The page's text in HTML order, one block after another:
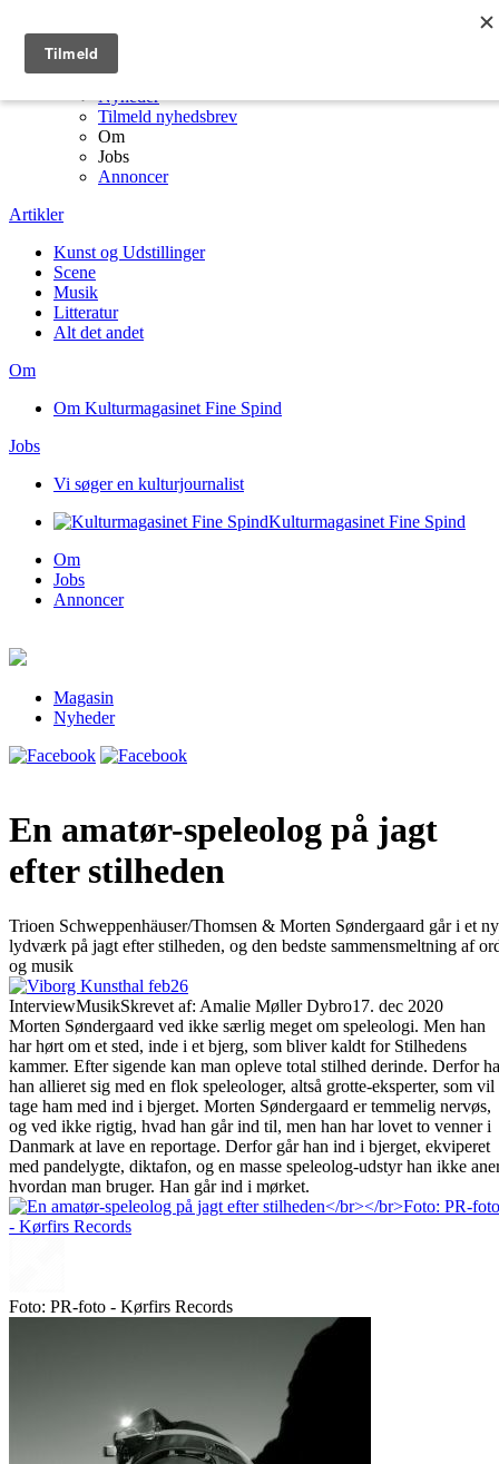
Artikler
Nyheder
Tilmeld nyhedsbrev
Om
Jobs
Annoncer
Artikler
Kunst og Udstillinger
Scene
Musik
Litteratur
Alt det andet
Om
Om Kulturmagasinet Fine Spind
Jobs
Vi søger en kulturjournalist
Kulturmagasinet Fine Spind
Om
Jobs
Annoncer
Magasin
Nyheder
En amatør-speleolog på jagt
efter stilheden
Trioen Schweppenhäuser/Thomsen & Morten Søndergaard går i et
lydværk på jagt efter stilheden, og den bedste sammensmeltning af
og musik
InterviewMusikSkrevet af: Amalie Møller Dybro17. dec 2020
Morten Søndergaard ved ikke særlig meget om speleologi. Men han
har hørt om et sted, inde i et bjerg, som bliver kaldt for Stilhedens
kammer. Efter sigende kan man opleve total stilhed derinde. Derfor
han allieret sig med en flok speleologer, altså grotte-eksperter, som vil
tage ham med ind i bjerget. Morten Søndergaard er temmelig nervøs,
og ved ikke rigtig, hvad han går ind til, men han har lovet to venner i
Danmark at lave en reportage. Derfor går han ind i bjerget, ekviperet
med pandelygte, diktafon, og en masse speleolog-udstyr han ikke
hvordan man bruger. Han går ind i mørket.
Foto: PR-foto - Kørfirs Records